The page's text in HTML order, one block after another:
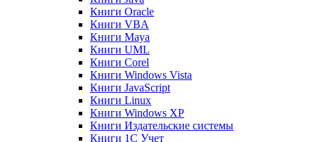
Книги Oracle
Книги VBA
Книги Maya
Книги UML
Книги Corel
Книги Windows Vista
Книги JavaScript
Книги Linux
Книги Windows XP
Книги Издательские системы
Книги 1C Учет